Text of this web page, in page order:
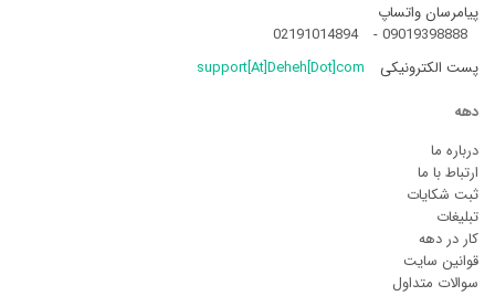
پیامرسان واتساپ
09019398888
-
02191014894
پست الکترونیکی
support[At]Deheh[Dot]com
دهه
درباره ما
ارتباط با ما
ثبت شکایات
تبلیغات
کار در دهه
قوانین سایت
سوالات متداول